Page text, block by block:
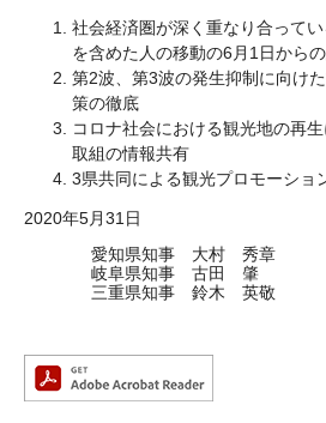
社会経済圏が深く重なり合って
を含めた人の移動の6月1日から
第2波、第3波の発生抑制に向け
策の徹底
コロナ社会における観光地の再
取組の情報共有
3県共同による観光プロモーショ
2020年5月31日
愛知県知事 大村 秀章
岐阜県知事 古田 肇
三重県知事 鈴木 英敬